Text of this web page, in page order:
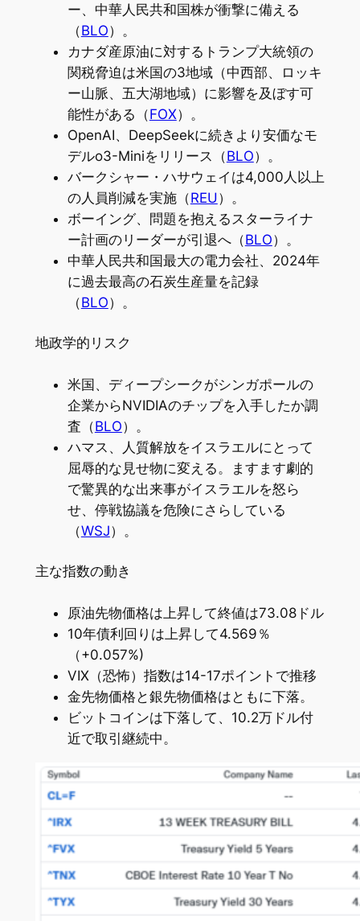
ー、中華人民共和国株が衝撃に備える
（BLO）。
カナダ産原油に対するトランプ大統領の
関税脅迫は米国の3地域（中西部、ロッキ
ー山脈、五大湖地域）に影響を及ぼす可
能性がある（FOX）。
OpenAI、DeepSeekに続きより安価なモ
デルo3-Miniをリリース（BLO）。
バークシャー・ハサウェイは4,000人以上
の人員削減を実施（REU）。
ボーイング、問題を抱えるスターライナ
ー計画のリーダーが引退へ（BLO）。
中華人民共和国最大の電力会社、2024年
に過去最高の石炭生産量を記録
（BLO）。
地政学的リスク
米国、ディープシークがシンガポールの
企業からNVIDIAのチップを入手したか調
査（BLO）。
ハマス、人質解放をイスラエルにとって
屈辱的な見せ物に変える。ますます劇的
で驚異的な出来事がイスラエルを怒ら
せ、停戦協議を危険にさらしている
（WSJ）。
主な指数の動き
原油先物価格は上昇して終値は73.08ドル
10年債利回りは上昇して4.569％
（+0.057%)
VIX（恐怖）指数は14-17ポイントで推移
金先物価格と銀先物価格はともに下落。
ビットコインは下落して、10.2万ドル付
近で取引継続中。